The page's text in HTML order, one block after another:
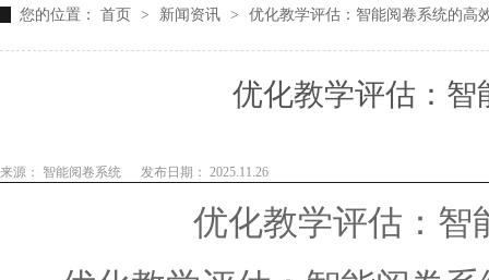
您的位置： 首页 > 新闻资讯 > 优化教学评估：智能阅卷系统的高
优化教学评估：智
来源： 智能阅卷系统 发布日期： 2025.11.26
优化教学评估：智